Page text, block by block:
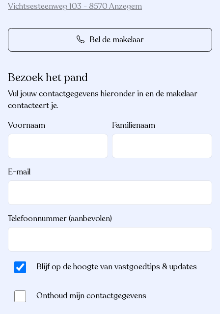
Vichtsesteenweg 103 - 8570 Anzegem
Bel de makelaar
Bezoek het pand
Vul jouw contactgegevens hieronder in en de makelaar
contacteert je.
Voornaam
Familienaam
E-mail
Telefoonnummer (aanbevolen)
Blijf op de hoogte van vastgoedtips & updates
Onthoud mijn contactgegevens